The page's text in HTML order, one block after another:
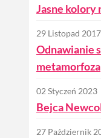
Jasne kolory
29 Listopad 2017
Odnawianie
metamorfoza
02 Styczeń 2023
Bejca
27 Październik